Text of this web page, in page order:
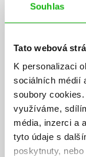
Souhlas
Tato webová
K personalizaci
sociálních médií
soubory cookies.
využíváme,
média, inzerci a
tyto údaje s
poskytnuty,
zistite tajnú lokalitu
MORIARTYM, prv než
Tretia zbierka plná
intrigami je
záhad, ktorými si
Ke stažení
PDF Ukázka.pdf